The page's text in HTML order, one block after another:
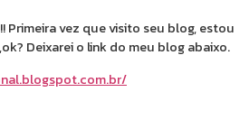
Primeira vez que visito seu blog, estou
Deixarei o link do meu blog abaixo.